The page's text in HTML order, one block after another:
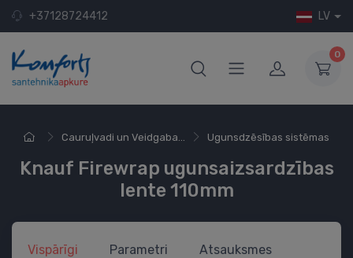
+37128724412 LV
0
Cauruļvadi un Veidgaba... Ugunsdzēsības sistēmas
Knauf Firewrap ugunsaizsardzības
lente 110mm
Vispārīgi Parametri Atsauksmes